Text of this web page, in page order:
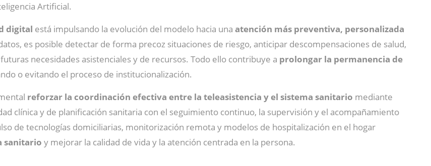
Artificial.
digital está impulsando la evolución del modelo hacia una atención más preventiva, personalizada
es posible detectar de forma precoz situaciones de riesgo, anticipar descompensaciones de salud,
necesidades asistenciales y de recursos. Todo ello contribuye a prolongar la permanencia de
o evitando el proceso de institucionalización.
reforzar la coordinación efectiva entre la teleasistencia y el sistema sanitario mediante
clínica y de planificación sanitaria con el seguimiento continuo, la supervisión y el acompañamiento
de tecnologías domiciliarias, monitorización remota y modelos de hospitalización en el hogar
sanitario y mejorar la calidad de vida y la atención centrada en la persona.